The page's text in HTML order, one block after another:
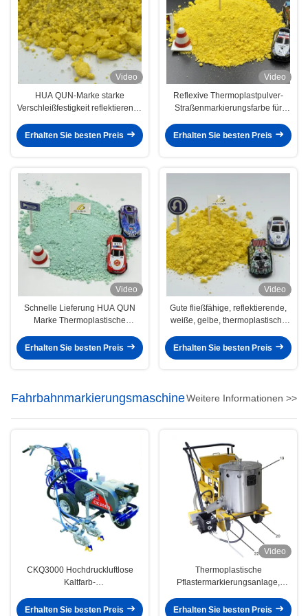
Video
HUA QUN-Marke starke
Verschleißfestigkeit reflektierende
Straßenmarkierung
Erhalten Sie besten Preis
Video
Reflexive Thermoplastpulver-
Straßenmarkierungsfarbe für
Erhalten Sie besten Preis
Video
Schnelle Lieferung HUA QUN
Marke Thermoplastische
Pulverbeschichtung
Erhalten Sie besten Preis
Video
Gute fließfähige, reflektierende,
weiße, gelbe, thermoplastische
Straßen
Erhalten Sie besten Preis
FahrbahnmarkierungsmaschineWeitere Informationen >>
CKQ3000 Hochdruckluftlose
Kaltfarb-
Straßenkaltsprühmarkierungsmaschine
Erhalten Sie besten Preis
Video
Thermoplastische
Pflastermarkierungsanlage,
Markierungsmaschine
Erhalten Sie besten Preis